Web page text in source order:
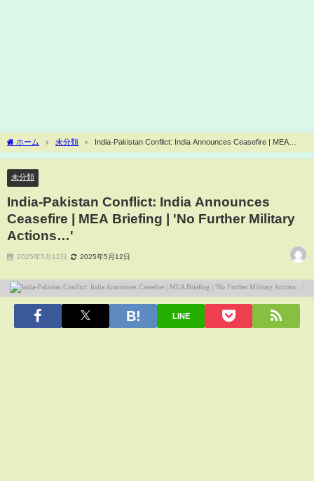
ホーム 未分類
India-Pakistan Conflict: India Announces Ceasefire | MEA
Briefing | 'No Further Military Actions…'
未分類
India-Pakistan Conflict: India Announces
Ceasefire | MEA Briefing | 'No Further Military
Actions…'
2025年5月12日 2025年5月12日
LINE